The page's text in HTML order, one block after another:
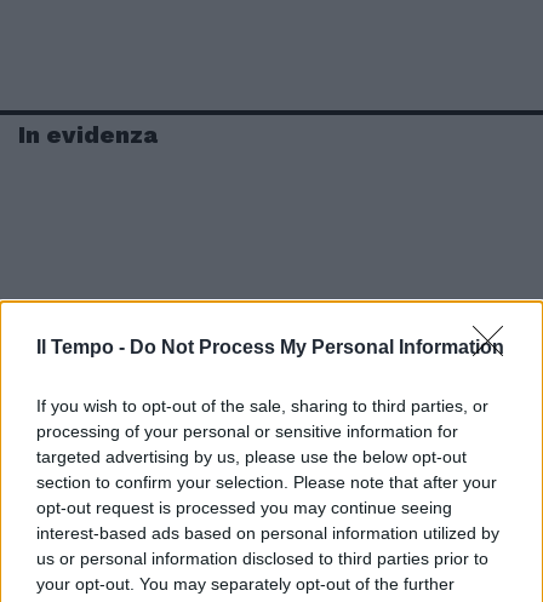
Il Tempo - Do Not Process My Personal Information
If you wish to opt-out of the sale, sharing to third parties, or
processing of your personal or sensitive information for
targeted advertising by us, please use the below opt-out
section to confirm your selection. Please note that after your
opt-out request is processed you may continue seeing
interest-based ads based on personal information utilized by
us or personal information disclosed to third parties prior to
your opt-out. You may separately opt-out of the further
In evidenza